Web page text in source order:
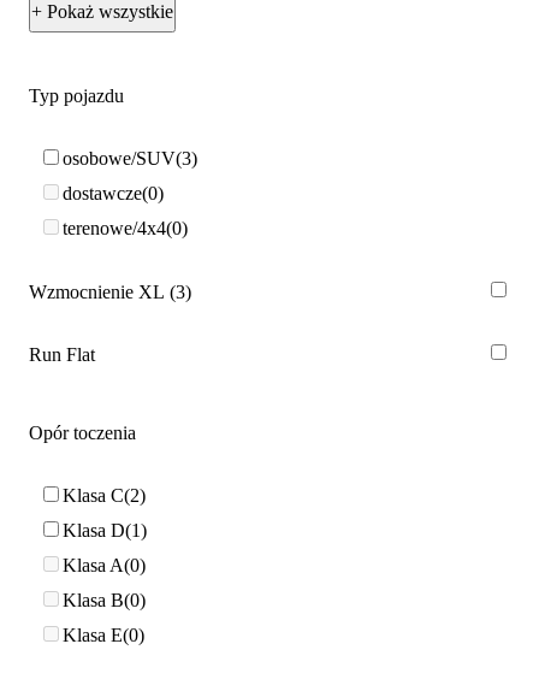
+ Pokaż wszystkie
Typ pojazdu
osobowe/SUV 3
dostawcze 0
terenowe/4x4 0
Wzmocnienie XL 3
Run Flat
Opór toczenia
Klasa C 2
Klasa D 1
Klasa A 0
Klasa B 0
Klasa E 0